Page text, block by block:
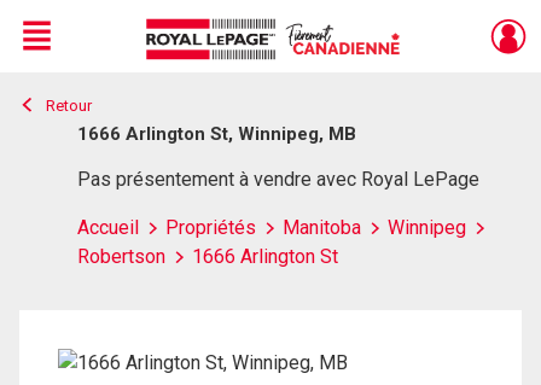
Live
En Direct
Menu
Retour
1666 Arlington St, Winnipeg, MB
Pas présentement à vendre avec Royal LePage
Accueil Propriétés Manitoba
Winnipeg
Robertson
1666 Arlington St